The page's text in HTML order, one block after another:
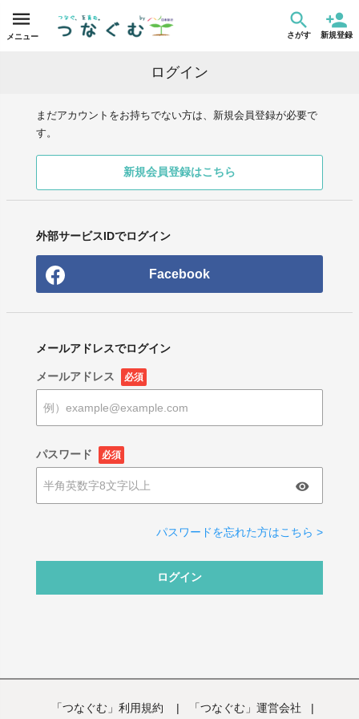
メニュー さがす 新規登録
ログイン
まだアカウントをお持ちでない方は、新規会員登録が必要で
す。
新規会員登録はこちら
外部サービスIDでログイン
Facebook
メールアドレスでログイン
メールアドレス 必須
パスワード 必須
パスワードを忘れた方はこちら >
ログイン
「つなぐむ」利用規約 | 「つなぐむ」運営会社 |